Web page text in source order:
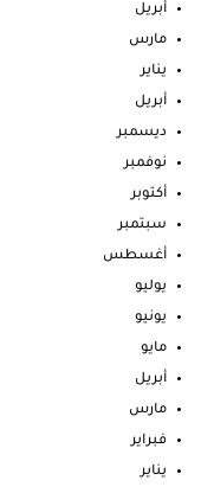
أبريل
مارس
يناير
أبريل
ديسمبر
نوفمبر
أكتوبر
سبتمبر
أغسطس
يوليو
يونيو
مايو
أبريل
مارس
فبراير
يناير